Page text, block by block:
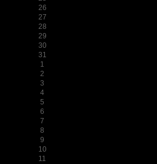
26
27
28
29
30
31
1
2
3
4
5
6
7
8
9
10
11